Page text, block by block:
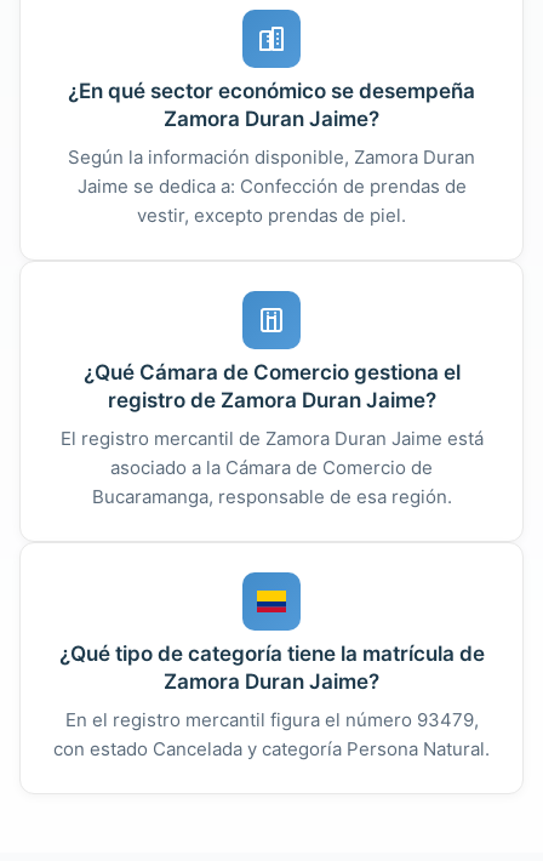
¿En qué sector económico se desempeña
Zamora Duran Jaime?
Según la información disponible, Zamora Duran
Jaime se dedica a: Confección de prendas de
vestir, excepto prendas de piel.
¿Qué Cámara de Comercio gestiona el
registro de Zamora Duran Jaime?
El registro mercantil de Zamora Duran Jaime está
asociado a la Cámara de Comercio de
Bucaramanga, responsable de esa región.
¿Qué tipo de categoría tiene la matrícula de
Zamora Duran Jaime?
En el registro mercantil figura el número 93479,
con estado Cancelada y categoría Persona Natural.